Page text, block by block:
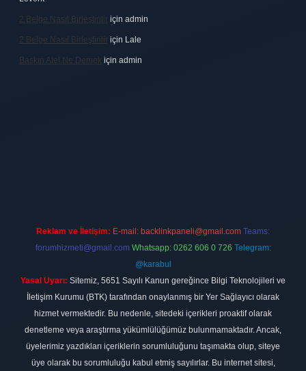
2 Belge Nasıl Birleştirilir için admin
2 Belge Nasıl Birleştirilir için Lale
Baskın Alel Ne Demek için admin
Reklam ve İletişim: E-mail: backlinkpaneli@gmail.com Teams:
forumhizmeti@gmail.com Whatsapp: 0262 606 0 726 Telegram:
@karabul
Yasal Uyarı: Sitemiz, 5651 Sayılı Kanun gereğince Bilgi Teknolojileri ve
İletişim Kurumu (BTK) tarafından onaylanmış bir Yer Sağlayıcı olarak
hizmet vermektedir. Bu nedenle, sitedeki içerikleri proaktif olarak
denetleme veya araştırma yükümlülüğümüz bulunmamaktadır. Ancak,
üyelerimiz yazdıkları içeriklerin sorumluluğunu taşımakta olup, siteye
üye olarak bu sorumluluğu kabul etmiş sayılırlar. Bu internet sitesi,